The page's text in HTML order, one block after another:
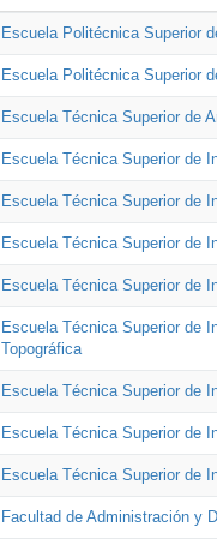
Escuela Politécnica Superior
Escuela Politécnica Superior
Escuela Técnica Superior de
Escuela Técnica Superior de
Escuela Técnica Superior de
Escuela Técnica Superior de
Escuela Técnica Superior de
Escuela Técnica Superior de
Topográfica
Escuela Técnica Superior de
Escuela Técnica Superior de
Escuela Técnica Superior de
Facultad de Administración y